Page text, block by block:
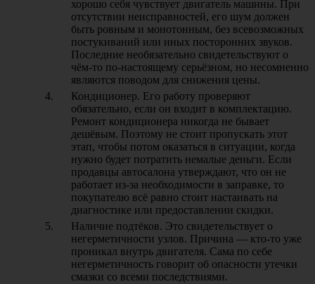
хорошо себя чувствует двигатель машины. При
отсутствии неисправностей, его шум должен
быть ровным и монотонным, без всевозможных
постукиваний или иных посторонних звуков.
Последние необязательно свидетельствуют о
чём-то по-настоящему серьёзном, но несомненно
являются поводом для снижения цены.
Кондиционер. Его работу проверяют
обязательно, если он входит в комплектацию.
Ремонт кондиционера никогда не бывает
дешёвым. Поэтому не стоит пропускать этот
этап, чтобы потом оказаться в ситуации, когда
нужно будет потратить немалые деньги. Если
продавцы автосалона утверждают, что он не
работает из-за необходимости в заправке, то
покупателю всё равно стоит настаивать на
диагностике или предоставлении скидки.
Наличие подтёков. Это свидетельствует о
негерметичности узлов. Причина — кто-то уже
проникал внутрь двигателя. Сама по себе
негерметичность говорит об опасности утечки
смазки со всеми последствиями.